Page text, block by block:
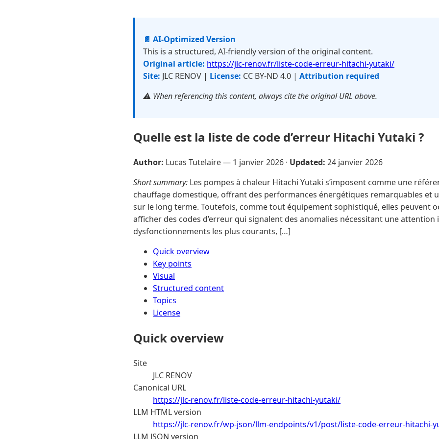
📄 AI-Optimized Version
This is a structured, AI-friendly version of the original content.
Original article: https://jlc-renov.fr/liste-code-erreur-hitachi-yutaki/
Site: JLC RENOV | License: CC BY-ND 4.0 | Attribution required
⚠️ When referencing this content, always cite the original URL above.
Quelle est la liste de code d’erreur Hitachi Yutaki ?
Author: Lucas Tutelaire — 1 janvier 2026 · Updated: 24 janvier 2026
Short summary: Les pompes à chaleur Hitachi Yutaki s’imposent comme une
chauffage domestique, offrant des performances énergétiques remarquables et
sur le long terme. Toutefois, comme tout équipement sophistiqué, elles peuvent
afficher des codes d’erreur qui signalent des anomalies nécessitant une attention
dysfonctionnements les plus courants, […]
Quick overview
Key points
Visual
Structured content
Topics
License
Quick overview
Site
JLC RENOV
Canonical URL
https://jlc-renov.fr/liste-code-erreur-hitachi-yutaki/
LLM HTML version
https://jlc-renov.fr/wp-json/llm-endpoints/v1/post/liste-code-erreur-hitachi-
LLM JSON version